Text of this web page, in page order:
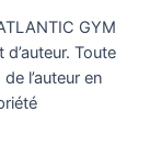
GYM
Toute
l’auteur en